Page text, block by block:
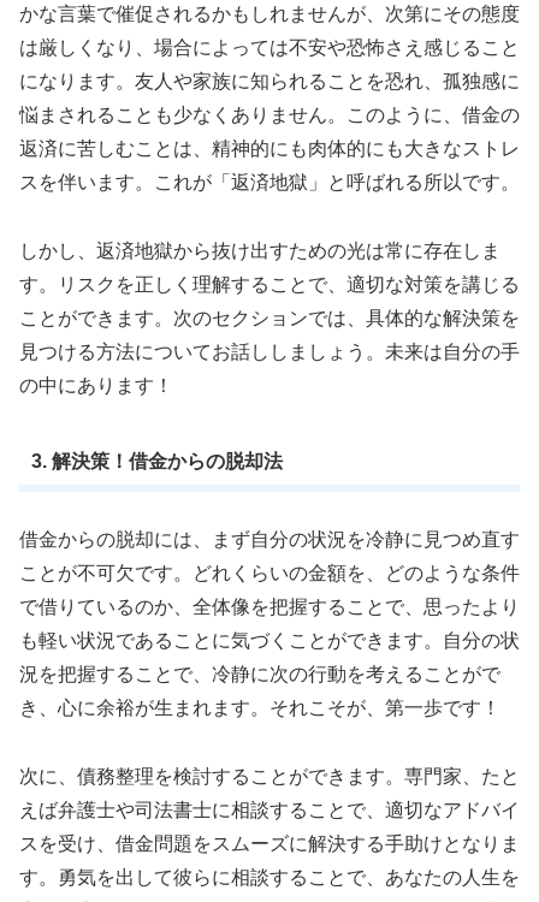
かな言葉で催促されるかもしれませんが、次第にその態度
は厳しくなり、場合によっては不安や恐怖さえ感じること
になります。友人や家族に知られることを恐れ、孤独感に
悩まされることも少なくありません。このように、借金の
返済に苦しむことは、精神的にも肉体的にも大きなストレ
スを伴います。これが「返済地獄」と呼ばれる所以です。
しかし、返済地獄から抜け出すための光は常に存在しま
す。リスクを正しく理解することで、適切な対策を講じる
ことができます。次のセクションでは、具体的な解決策を
見つける方法についてお話ししましょう。未来は自分の手
の中にあります！
3. 解決策！借金からの脱却法
借金からの脱却には、まず自分の状況を冷静に見つめ直す
ことが不可欠です。どれくらいの金額を、どのような条件
で借りているのか、全体像を把握することで、思ったより
も軽い状況であることに気づくことができます。自分の状
況を把握することで、冷静に次の行動を考えることがで
き、心に余裕が生まれます。それこそが、第一歩です！
次に、債務整理を検討することができます。専門家、たと
えば弁護士や司法書士に相談することで、適切なアドバイ
スを受け、借金問題をスムーズに解決する手助けとなりま
す。勇気を出して彼らに相談することで、あなたの人生を